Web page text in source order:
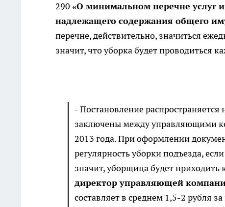
290 «О минимальном перечне услуг
надлежащего содержания общего
перечне, действительно, значиться
значит, что уборка будет проводиться
- Постановление
заключены между управляющими
2013 года. При оформлении
регулярность уборки подъезда,
значит, уборщица будет
директор управляющей
составляет в среднем 1,5-2 рубля